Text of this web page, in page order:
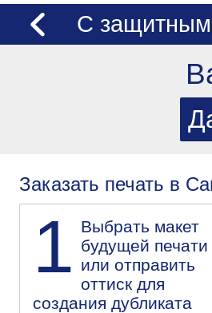
С
Заказать печать в
1 Выбрать макет
будущей печати
или отправить
оттиск для
создания дубликата